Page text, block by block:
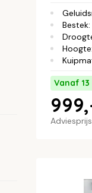
Bestek:
Hoogte
Vanaf
Adviesprijs